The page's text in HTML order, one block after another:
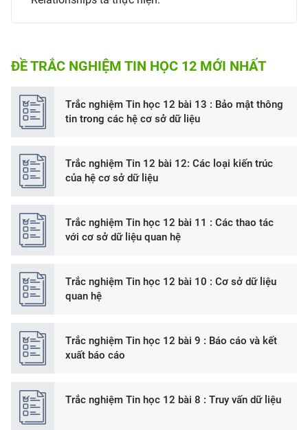
ĐỀ TRẮC NGHIỆM TIN HỌC 12 MỚI NHẤT
Trắc nghiệm Tin học 12 bài 13 : Bảo mật thông
tin trong các hệ cơ sở dữ liệu
Trắc nghiệm Tin 12 bài 12: Các loại kiến trúc
của hệ cơ sở dữ liệu
Trắc nghiệm Tin học 12 bài 11 : Các thao tác
với cơ sở dữ liệu quan hệ
Trắc nghiệm Tin học 12 bài 10 : Cơ sở dữ liệu
quan hệ
Trắc nghiệm Tin học 12 bài 9 : Báo cáo và kết
xuất báo cáo
Trắc nghiệm Tin học 12 bài 8 : Truy vấn dữ liệu